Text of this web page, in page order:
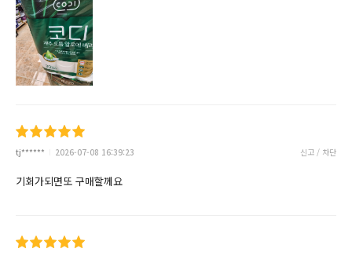
tj****** 2026-07-08 16:39:23 신고 / 차단
기회가되면또 구매할께요